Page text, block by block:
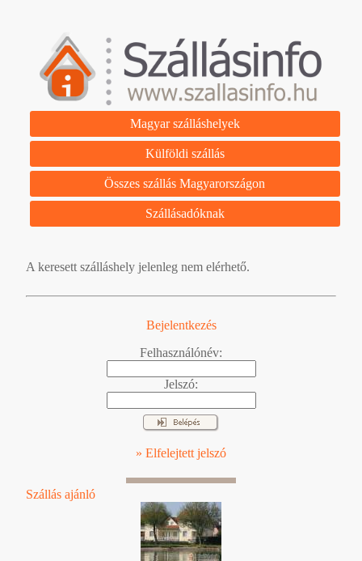
Magyar szálláshelyek
Külföldi szállás
Összes szállás Magyarországon
Szállásadóknak
A keresett szálláshely jelenleg nem elérhető.
Bejelentkezés
Felhasználónév:
Jelszó:
» Elfelejtett jelszó
Szállás ajánló